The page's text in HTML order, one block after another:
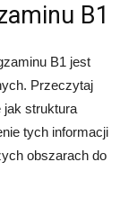
B1
B1 jest
Przeczytaj
jak struktura
tych informacji
obszarach do